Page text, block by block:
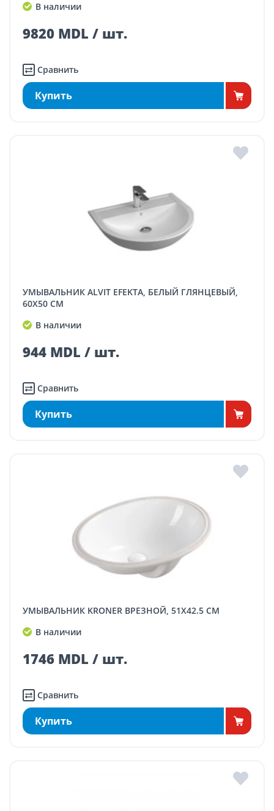
В наличии
9820 MDL / шт.
Сравнить
Купить
УМЫВАЛЬНИК ALVIT EFEKTA, БЕЛЫЙ ГЛЯНЦЕВЫЙ,
60X50 СМ
В наличии
944 MDL / шт.
Сравнить
Купить
УМЫВАЛЬНИК KRONER ВРЕЗНОЙ, 51X42.5 CM
В наличии
1746 MDL / шт.
Сравнить
Купить